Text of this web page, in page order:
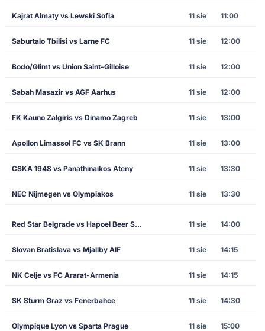
Kajrat Ałmaty vs Lewski Sofia 11 sie 11:00
Saburtalo Tbilisi vs Larne FC 11 sie 12:00
Bodo/Glimt vs Union Saint-Gilloise 11 sie 12:00
Sabah Masazir vs AGF Aarhus 11 sie 12:00
FK Kauno Zalgiris vs Dinamo Zagreb 11 sie 13:00
Apollon Limassol FC vs SK Brann 11 sie 13:00
CSKA 1948 vs Panathinaikos Ateny 11 sie 13:30
NEC Nijmegen vs Olympiakos 11 sie 13:30
Red Star Belgrade vs Hapoel Beer Sheva 11 sie 14:00
Slovan Bratislava vs Mjallby AIF 11 sie 14:15
NK Celje vs FC Ararat-Armenia 11 sie 14:15
SK Sturm Graz vs Fenerbahce 11 sie 14:30
Olympique Lyon vs Sparta Prague 11 sie 15:00